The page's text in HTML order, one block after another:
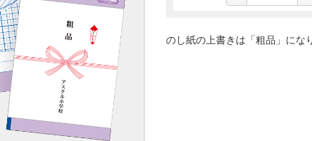
のし紙の上書きは「粗品」にな